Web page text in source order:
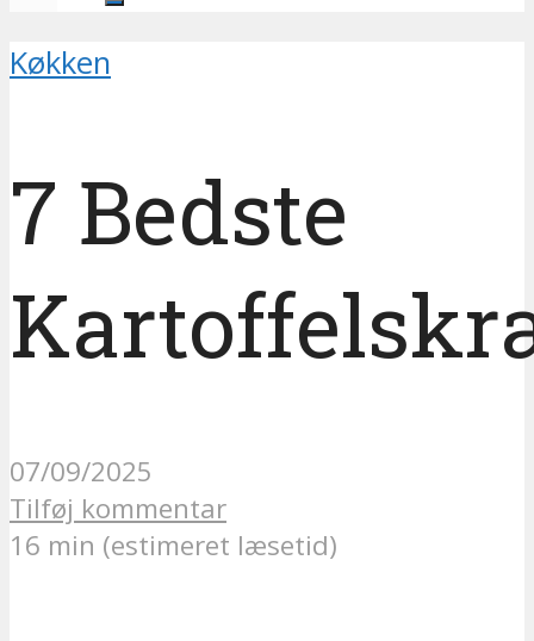
Køkken
7 Bedste
07/09/2025
Tilføj kommentar
16 min (estimeret læsetid)